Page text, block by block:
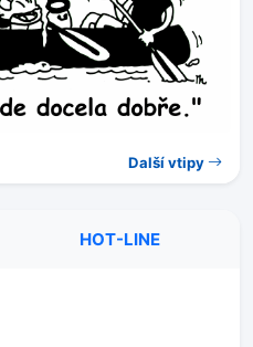
Další vtipy
HOT-LINE